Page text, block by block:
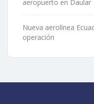
aeropuerto en Daular
Nueva aerolínea
operación